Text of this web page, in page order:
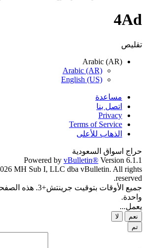
4Ad
تقليص
Arabic (AR)
Arabic (AR)
English (US)
مساعدة
اتصل بنا
Privacy
Terms of Service
الذهاب للأعلى
حراج اسواق السعودية
Powered by vBulletin® Version 6.1.1
MH Sub I, LLC dba vBulletin. All rights
reserved.
جميع الأوقات بتوقيت
واحدة.
يعمل...
نعم
لا
تم